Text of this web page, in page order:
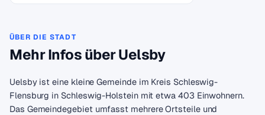
ÜBER DIE STADT
Mehr Infos über Uelsby
Uelsby ist eine kleine Gemeinde im Kreis Schleswig-
Flensburg in Schleswig-Holstein mit etwa 403 Einwohnern.
Das Gemeindegebiet umfasst mehrere Ortsteile und